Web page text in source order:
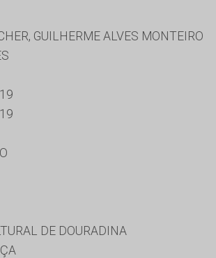
GUILHERME ALVES MONTEIRO
DE DOURADINA